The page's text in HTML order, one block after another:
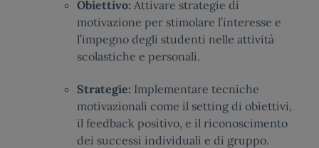
Obiettivo: Attivare strategie di
motivazione per stimolare l’interesse e
l’impegno degli studenti nelle attività
scolastiche e personali.
Strategie: Implementare tecniche
motivazionali come il setting di obiettivi,
il feedback positivo, e il riconoscimento
dei successi individuali e di gruppo.